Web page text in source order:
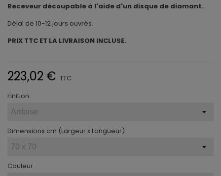
Receveur découpable à l'aide d'un disque de diamant.
Délai de 10-12 jours ouvrés.
PRIX TTC ET LA LIVRAISON INCLUSE.
223,02 € TTC
Finition
Dimensions cm (Largeur x Longueur)
Couleur